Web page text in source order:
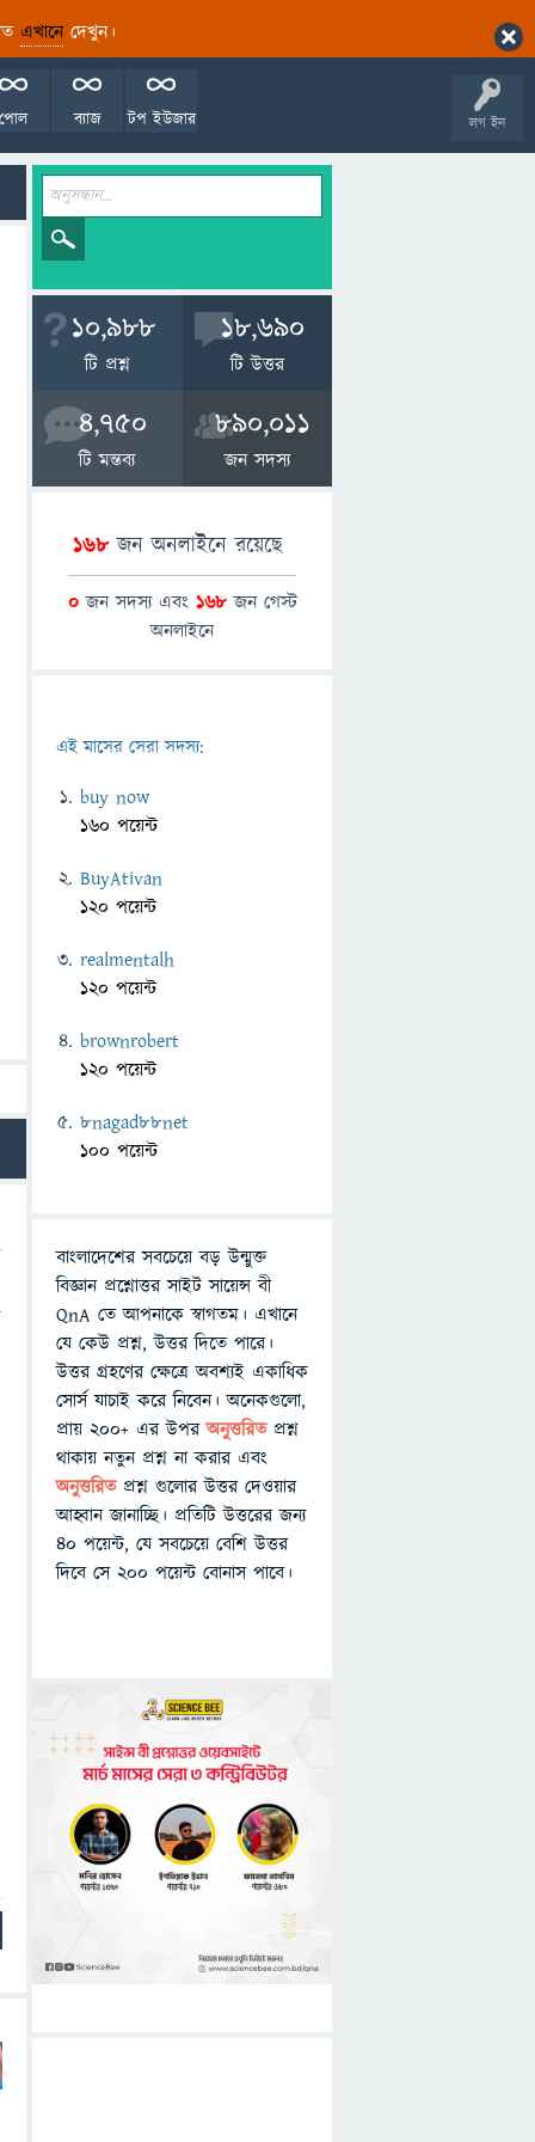
এখানেদেখুন।
লগ ইন
টপ ইউজার
ব্যাজ
পোল
10,988
টি প্রশ্ন
18,690
টি উত্তর
4,750
টি মন্তব্য
890,011
জন সদস্য
168জন অনলাইনে রয়েছে
0জন সদস্য এবং 168জন গেস্ট
অনলাইনে
এই মাসের সেরা সদস্য:
buy now
160 পয়েন্ট
BuyAtivan
120 পয়েন্ট
realmentalh
120 পয়েন্ট
brownrobert
120 পয়েন্ট
8nagad88net
100 পয়েন্ট
বাংলাদেশের সবচেয়ে বড় উন্মুক্ত
বিজ্ঞান প্রশ্নোত্তর সাইট সায়েন্স বী
QnA তে আপনাকে স্বাগতম। এখানে
যে কেউ প্রশ্ন, উত্তর দিতে পারে।
উত্তর গ্রহণের ক্ষেত্রে অবশ্যই একাধিক
সোর্স যাচাই করে নিবেন। অনেকগুলো,
প্রায় ২০০+ এর উপরঅনুত্তরিতপ্রশ্ন
থাকায় নতুন প্রশ্ন না করার এবং
অনুত্তরিত প্রশ্ন গুলোর উত্তর দেওয়ার
আহ্বান জানাচ্ছি। প্রতিটি উত্তরের জন্য
৪০ পয়েন্ট, যে সবচেয়ে বেশি উত্তর
দিবে সে ২০০ পয়েন্ট বোনাস পাবে।